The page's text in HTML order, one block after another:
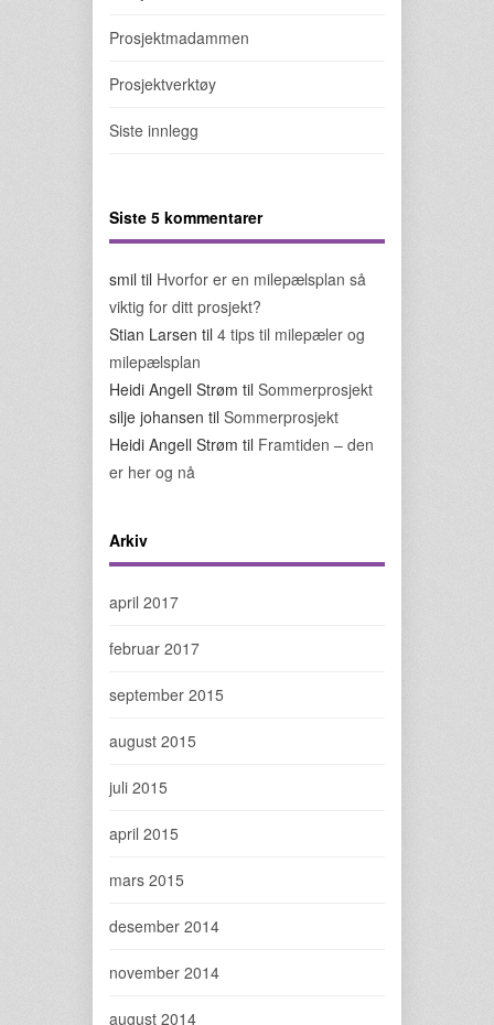
Prosjektmadammen
Prosjektverktøy
Siste innlegg
Siste 5 kommentarer
smil til Hvorfor er en milepælsplan så
viktig for ditt prosjekt?
Stian Larsen til 4 tips til milepæler og
milepælsplan
Heidi Angell Strøm til Sommerprosjekt
silje johansen til Sommerprosjekt
Heidi Angell Strøm til Framtiden – den
er her og nå
Arkiv
april 2017
februar 2017
september 2015
august 2015
juli 2015
april 2015
mars 2015
desember 2014
november 2014
august 2014